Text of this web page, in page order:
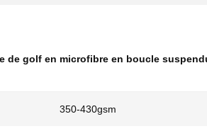
de golf en microfibre en boucle
350-430gsm